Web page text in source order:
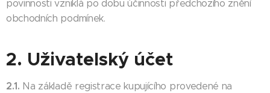
povinnosti vzniklá po dobu účinnosti předchozího znění
obchodních podmínek.
2. Uživatelský účet
2.1. Na základě registrace kupujícího provedené na